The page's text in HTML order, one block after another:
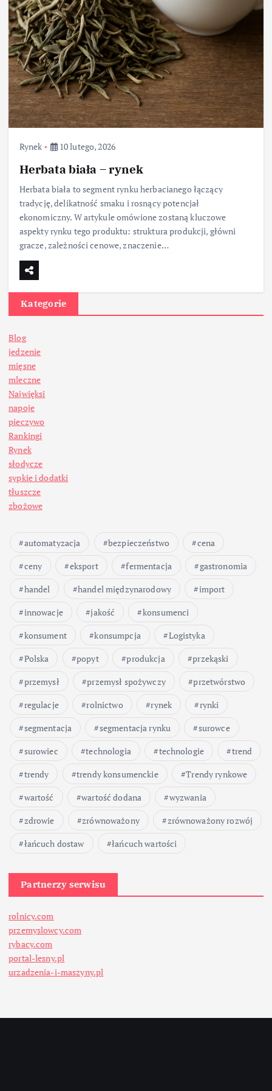
Rynek 10 lutego, 2026
Herbata biała – rynek
Herbata biała to segment rynku herbacianego łączący
tradycję, delikatność smaku i rosnący potencjał
ekonomiczny. W artykule omówione zostaną kluczowe
aspekty rynku tego produktu: struktura produkcji, główni
gracze, zależności cenowe, znaczenie…
Kategorie
Blog
jedzenie
mięsne
mleczne
Najwięksi
napoje
pieczywo
Rankingi
Rynek
słodycze
sypkie i dodatki
tłuszcze
zbożowe
automatyzacja bezpieczeństwo
cena
ceny
eksport fermentacja
gastronomia
handel
handel międzynarodowy
import
innowacje
jakość
konsumenci
konsument
konsumpcja
Logistyka
Polska
popyt produkcja
przekąski
przemysł
przemysł spożywczy
przetwórstwo
regulacje
rolnictwo rynek
rynki
segmentacja
segmentacja rynku
surowce
surowiec
technologia technologie
trend
trendy
trendy konsumenckie
Trendy rynkowe
wartość
wartość dodana
wyzwania
zdrowie
zrównoważony
zrównoważony rozwój
łańcuch dostaw
łańcuch wartości
Partnerzy serwisu
rolnicy.com
przemyslowcy.com
rybacy.com
portal-lesny.pl
urzadzenia-i-maszyny.pl